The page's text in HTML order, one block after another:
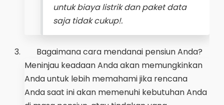
untuk biaya listrik dan paket data
saja tidak cukup!.
3.
Bagaimana cara mendanai pensiun Anda?
Meninjau keadaan Anda akan memungkinkan
Anda untuk lebih memahami jika rencana
Anda saat ini akan memenuhi kebutuhan Anda